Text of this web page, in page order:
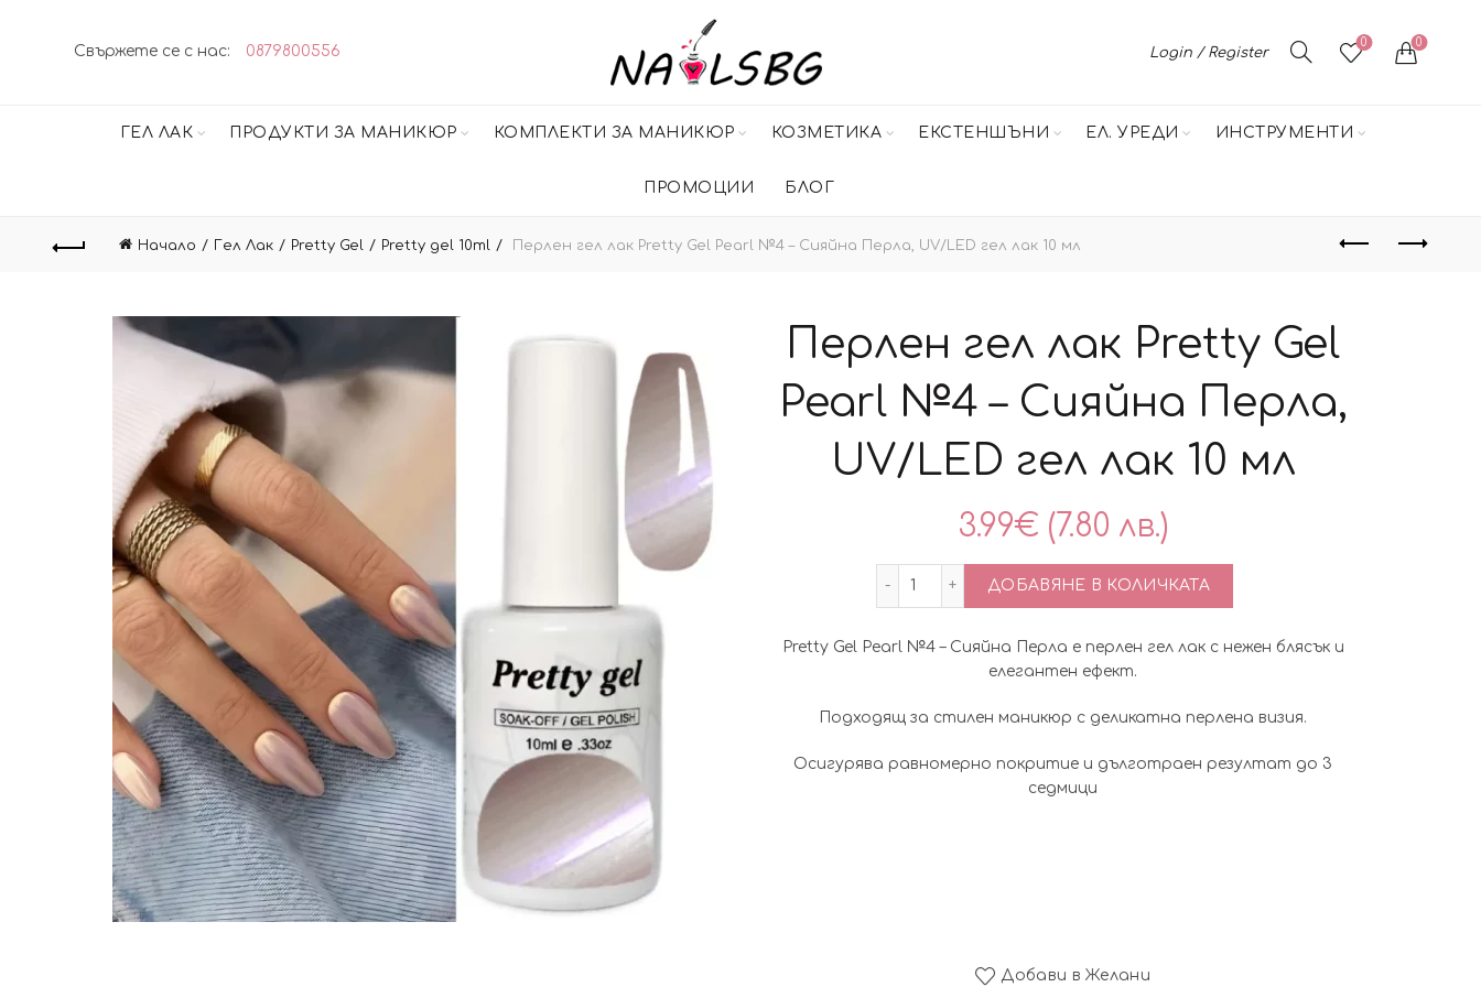
Свържете се с нас: 0879800556 Login / Register
0 0
ГЕЛ ЛАК ПРОДУКТИ ЗА МАНИКЮР КОМПЛЕКТИ ЗА МАНИКЮР КОЗМЕТИКА ЕКСТЕНШЪНИ ЕЛ. УРЕДИ ИНСТРУМЕНТИ
ПРОМОЦИИ БЛОГ
Начало Гел Лак Pretty Gel Pretty gel 10ml Перлен гел лак Pretty Gel Pearl №4 – Сияйна Перла, UV/LED гел лак 10 мл
Перлен гел лак Pretty Gel
Pearl №4 – Сияйна Перла,
UV/LED гел лак 10 мл
3.99€ (7.80 лв.)
количество за Перлен гел лак Pretty Gel Pearl №4 – Сияйна Перла,
ДОБАВЯНЕ В КОЛИЧКАТА
Pretty Gel Pearl №4 – Сияйна Перла е перлен гел лак с нежен блясък и
елегантен ефект.
Подходящ за стилен маникюр с деликатна перлена визия.
Осигурява равномерно покритие и дълготраен резултат до 3
седмици
Добави в Желани